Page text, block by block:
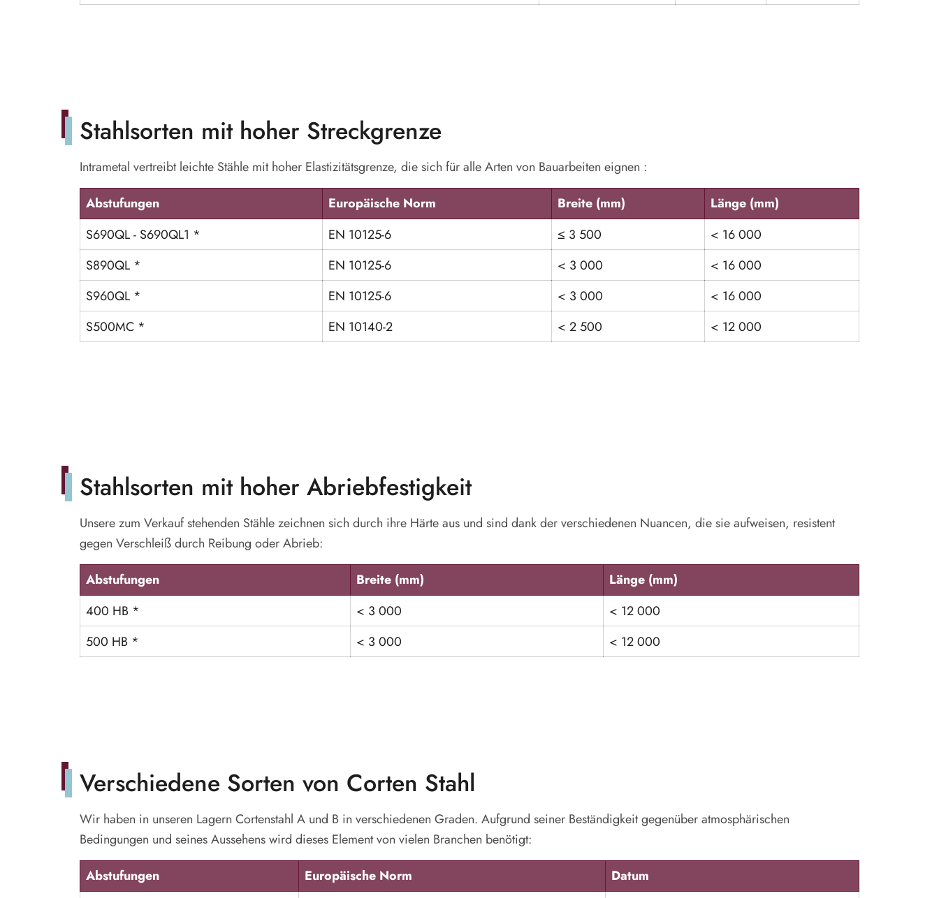
Stahlsorten mit hoher Streckgrenze
Intrametal vertreibt leichte Stähle mit hoher Elastizitätsgrenze, die sich für alle Arten von Bauarbeiten eignen :
Abstufungen Europäische Norm Breite (mm) Länge (mm)
S690QL - S690QL1 * EN 10125-6 ≤ 3 500
< 16 000
S890QL *
EN 10125-6 < 3 000
< 16 000
S960QL *
EN 10125-6 < 3 000
< 16 000
S500MC *
EN 10140-2 < 2 500 < 12 000
Stahlsorten mit hoher Abriebfestigkeit
Unsere zum Verkauf stehenden Stähle zeichnen sich durch ihre Härte aus und sind dank der verschiedenen Nuancen, die sie aufweisen, resistent
gegen Verschleiß durch Reibung oder Abrieb:
Abstufungen Breite (mm) Länge (mm)
400 HB * < 3 000
< 12 000
500 HB *
< 3 000 < 12 000
Verschiedene Sorten von Corten Stahl
Wir haben in unseren Lagern Cortenstahl A und B in verschiedenen Graden. Aufgrund seiner Beständigkeit gegenüber atmosphärischen
Bedingungen und seines Aussehens wird dieses Element von vielen Branchen benötigt:
Abstufungen Europäische Norm Datum